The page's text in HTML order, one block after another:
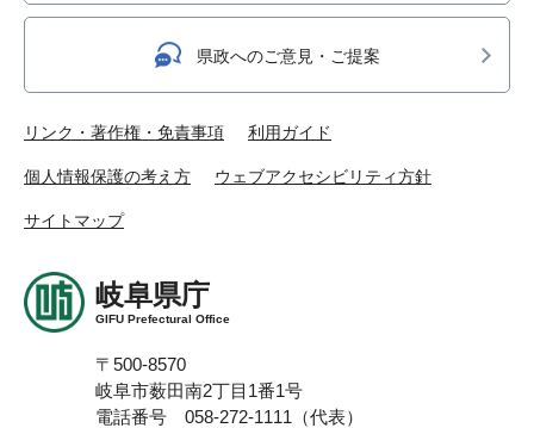
県政へのご意見・ご提案
リンク・著作権・免責事項 利用ガイド
個人情報保護の考え方 ウェブアクセシビリティ方針
サイトマップ
岐阜県庁
GIFU Prefectural Office
〒500-8570
岐阜市薮田南2丁目1番1号
電話番号 058-272-1111（代表）